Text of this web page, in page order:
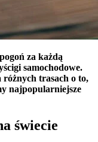
za każdą
samochodowe.
różnych trasach o to,
najpopularniejsze
świecie